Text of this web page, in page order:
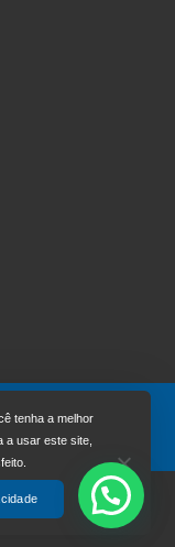
tenha a melhor
a usar este site,